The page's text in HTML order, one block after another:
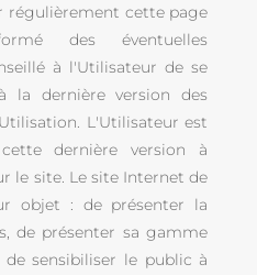
régulièrement cette page
des éventuelles
à l'Utilisateur de se
la dernière version des
L'Utilisateur est
dernière version à
le site. Le site Internet de
objet : de présenter la
de présenter sa gamme
sensibiliser le public à